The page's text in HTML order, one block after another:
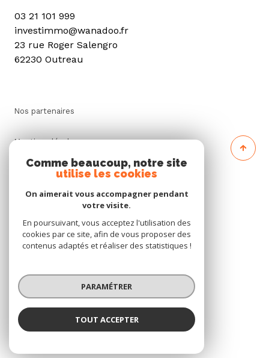
03 21 101 999
investimmo@wanadoo.fr
23 rue Roger Salengro
62230 Outreau
Nos partenaires
Mentions légales
Cookies
© 2026 | Tous droits réservés
Réalisé par
Comme beaucoup, notre site
utilise les cookies
On aimerait vous accompagner pendant
votre visite.
En poursuivant, vous acceptez l'utilisation des
cookies par ce site, afin de vous proposer des
contenus adaptés et réaliser des statistiques !
PARAMÉTRER
TOUT ACCEPTER